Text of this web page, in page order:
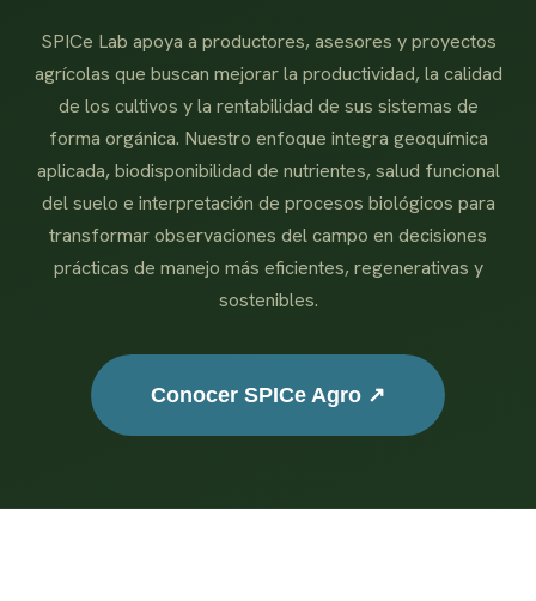
SPICe Lab apoya a productores, asesores y proyectos
agrícolas que buscan mejorar la productividad, la calidad
de los cultivos y la rentabilidad de sus sistemas de
forma orgánica. Nuestro enfoque integra geoquímica
aplicada, biodisponibilidad de nutrientes, salud funcional
del suelo e interpretación de procesos biológicos para
transformar observaciones del campo en decisiones
prácticas de manejo más eficientes, regenerativas y
sostenibles.
Conocer SPICe Agro ↗